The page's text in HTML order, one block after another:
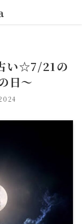
い☆7/21の
日～